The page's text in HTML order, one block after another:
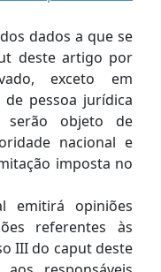
dados a que se
deste artigo por
exceto em
pessoa jurídica
objeto de
nacional e
imposta no
emitirá opiniões
referentes às
III do caput deste